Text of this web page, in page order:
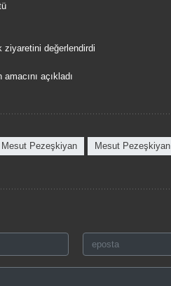
ziyaretini değerlendirdi
açıkladı
Mesut Pezeşkiyan Mesut Pezeşkiyan